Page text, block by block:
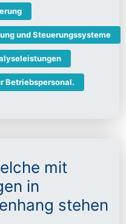
und Steuerungssysteme
Betriebspersonal.
mit
in
stehen